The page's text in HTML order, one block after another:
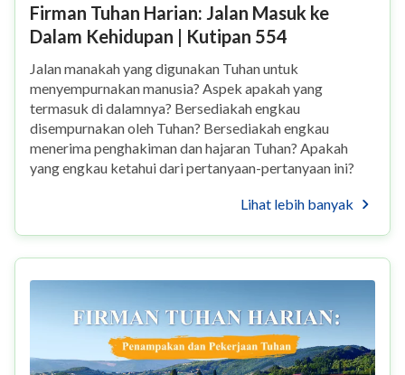
Firman Tuhan Harian: Jalan Masuk ke
Dalam Kehidupan | Kutipan 554
Jalan manakah yang digunakan Tuhan untuk
menyempurnakan manusia? Aspek apakah yang
termasuk di dalamnya? Bersediakah engkau
disempurnakan oleh Tuhan? Bersediakah engkau
menerima penghakiman dan hajaran Tuhan? Apakah
yang engkau ketahui dari pertanyaan-pertanyaan ini?
menunjukkan bahwa engkau belum me...Lihat lebih banyak